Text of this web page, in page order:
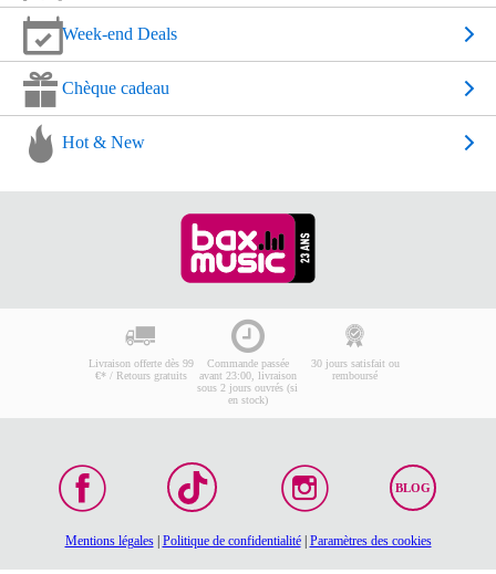
Week-end Deals
Chèque cadeau
Hot & New
Livraison offerte dès 99
€* / Retours gratuits
Commande passée
avant 23:00, livraison
sous 2 jours ouvrés (si
en stock)
30 jours satisfait ou
remboursé
BLOG
Mentions légales| Politique de confidentialité| Paramètres des cookies